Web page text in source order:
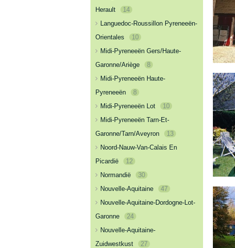
Herault
14
Languedoc-Roussillon Pyreneeën-
Orientales
10
Midi-Pyreneeën Gers/Haute-
Garonne/Ariège
8
Midi-Pyreneeën Haute-
Pyreneeën
8
Midi-Pyreneeën Lot
10
Midi-Pyreneeën Tarn-Et-
Garonne/Tarn/Aveyron
13
Noord-Nauw-Van-Calais En
Picardië
12
Normandië
30
Nouvelle-Aquitaine
47
Nouvelle-Aquitaine-Dordogne-Lot-
Garonne
24
Nouvelle-Aquitaine-
Zuidwestkust
27